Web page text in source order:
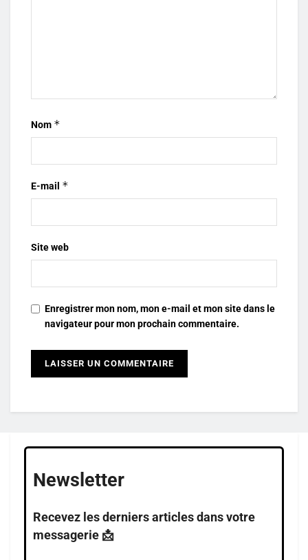
Nom *
E-mail *
Site web
Enregistrer mon nom, mon e-mail et mon site dans le
navigateur pour mon prochain commentaire.
Newsletter
Recevez les derniers articles dans votre
messagerie 📩